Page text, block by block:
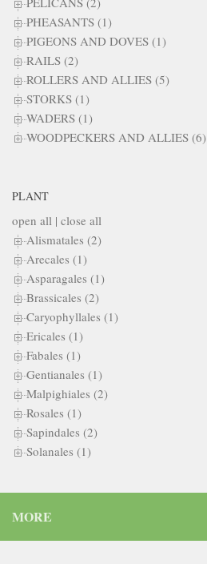
PHEASANTS (1)
PIGEONS AND DOVES (1)
RAILS (2)
ROLLERS AND ALLIES (5)
STORKS (1)
WADERS (1)
WOODPECKERS AND ALLIES (6)
PLANT
open all | close all
Alismatales (2)
Arecales (1)
Asparagales (1)
Brassicales (2)
Caryophyllales (1)
Ericales (1)
Fabales (1)
Gentianales (1)
Malpighiales (2)
Rosales (1)
Sapindales (2)
Solanales (1)
MORE